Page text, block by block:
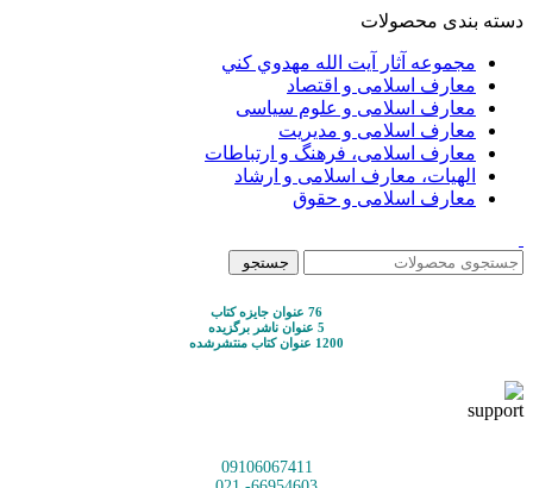
دسته بندی محصولات
مجموعه آثار آيت الله مهدوي كني
معارف اسلامی و اقتصاد
معارف اسلامی و علوم سیاسی
معارف اسلامی و مدیریت
معارف اسلامی، فرهنگ و ارتباطات
الهیات، معارف اسلامی و ارشاد
معارف اسلامی و حقوق
جستجو
76 عنوان جایزه کتاب
5 عنوان ناشر برگزیده
1200 عنوان کتاب منتشرشده
09106067411